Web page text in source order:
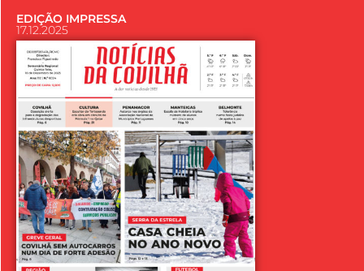
EDIÇÃO IMPRESSA
17.12.2025